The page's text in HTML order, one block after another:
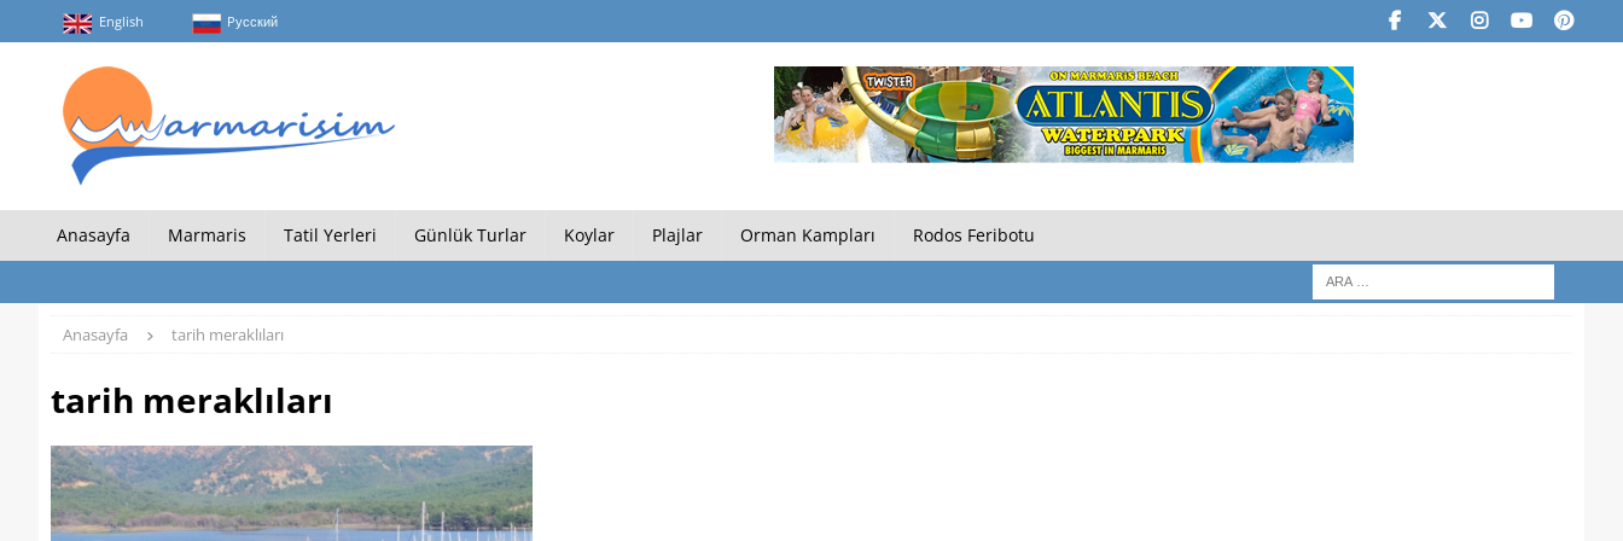
English Pусский
Anasayfa Marmaris Tatil Yerleri Günlük Turlar Koylar Plajlar Orman Kampları Rodos Feribotu
Anasayfa tarih meraklıları
tarih meraklıları